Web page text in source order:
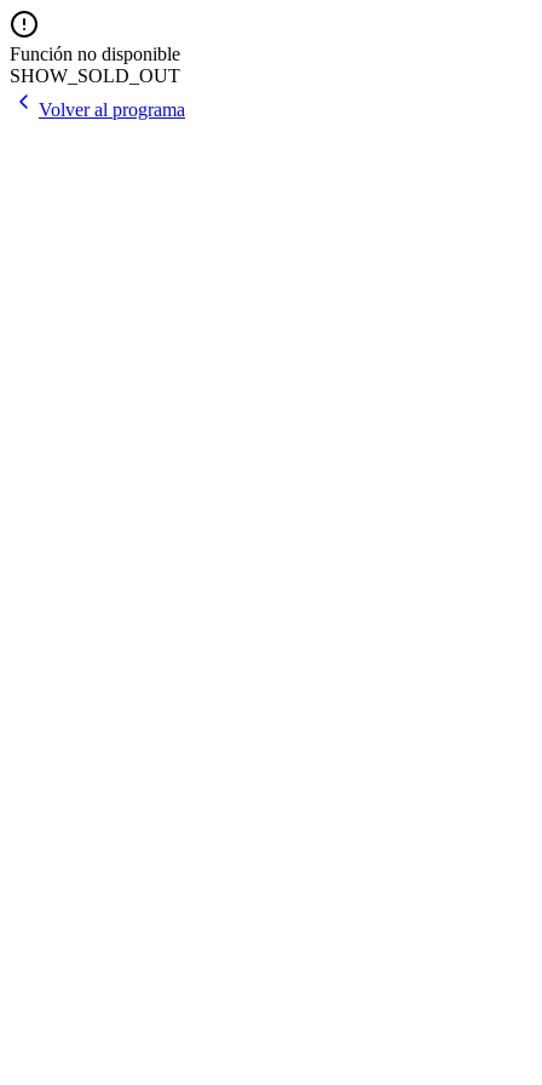
Función no disponible
SHOW_SOLD_OUT
Volver al programa